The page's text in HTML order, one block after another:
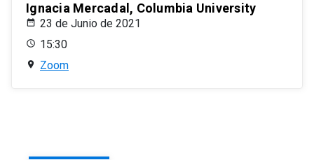
Ignacia Mercadal, Columbia University
23 de Junio de 2021
15:30
Zoom